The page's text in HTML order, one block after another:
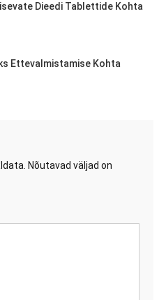
Dieedi Tablettide Kohta
Ettevalmistamise Kohta
Nõutavad väljad on